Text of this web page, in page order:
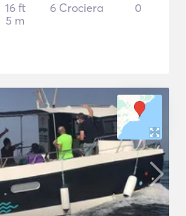
16 ft
5 m
6 Crociera 0